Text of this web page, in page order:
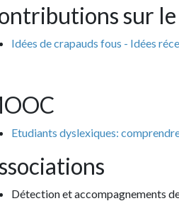
sur le
crapauds fous - Idées récentes
dyslexiques: comprendre et aider
et accompagnements des